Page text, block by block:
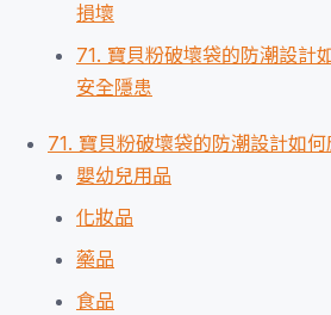
損壞
71. 寶貝粉破壞袋的防潮設計
安全隱患
71. 寶貝粉破壞袋的防潮設計如
嬰幼兒用品
化妝品
藥品
食品